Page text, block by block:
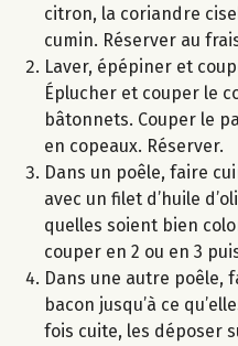
citron, la coriandre
cumin. Réserver au
Laver, épépiner et
Éplucher et couper le
bâtonnets. Couper le
en copeaux. Réserver.
Dans un poêle, faire
avec un filet d’huile
quelles soient bien
couper en 2 ou en 3
Dans une autre poêle,
bacon jusqu’à ce
fois cuite, les déposer